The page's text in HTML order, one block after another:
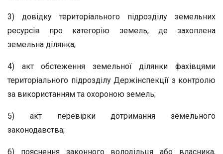
3) довідку територіального підрозділу земельних
ресурсів про категорію земель, де захоплена
земельна ділянка;
4) акт обстеження земельної ділянки фахівцями
територіального підрозділу Держінспекції з контролю
за використанням та охороною земель;
5) акт перевірки дотримання земельного
законодавства;
6) пояснення законного володільця або власника,